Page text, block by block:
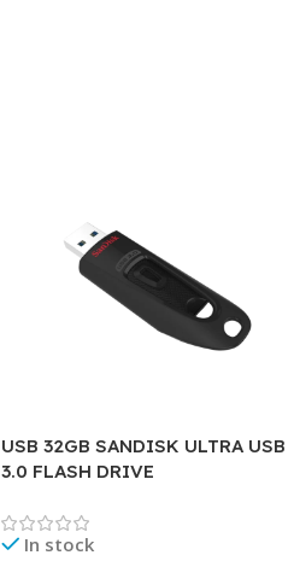
USB 32GB SANDISK ULTRA USB
3.0 FLASH DRIVE
In stock